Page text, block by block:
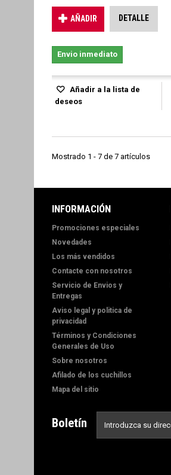
AÑADIR DETALLE
Envio inmediato
Añadir a la lista de
deseos
Mostrado 1 - 7 de 7 artículos
INFORMACIÓN
Promociones especiales
Novedades
Los más vendidos
Contacte con nosotros
Servicio de Envios y
Entregas
Aviso legal y politica de
privacidad
Términos y Condiciones
Generales de Uso
Sobre nosotros
Afilado de los cuchillos
Mapa del sitio
Boletín